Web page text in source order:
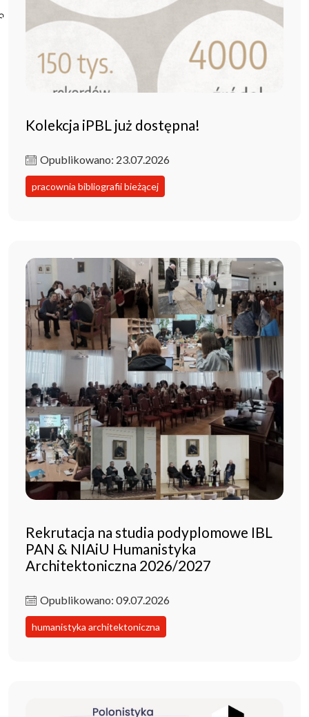
Poczta ibl.waw.pl
Kontakt
Kolekcja iPBL już dostępna!
Opublikowano: 23.07.2026
pracownia bibliografii bieżącej
Rekrutacja na studia podyplomowe IBL
PAN & NIAiU Humanistyka
Architektoniczna 2026/2027
Opublikowano: 09.07.2026
humanistyka architektoniczna